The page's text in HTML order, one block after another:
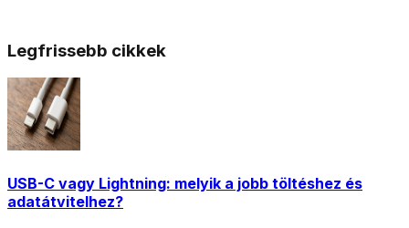
Legfrissebb cikkek
USB-C vagy Lightning: melyik a jobb töltéshez és
adatátvitelhez?